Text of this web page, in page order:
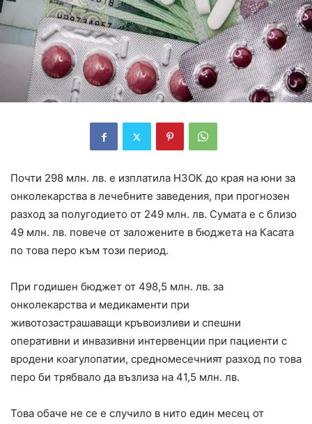
Почти 298 млн. лв. е изплатила НЗОК до края на юни за
онколекарства в лечебните заведения, при прогнозен
разход за полугодието от 249 млн. лв. Сумата е с близо
49 млн. лв. повече от заложените в бюджета на Касата
по това перо към този период.
При годишен бюджет от 498,5 млн. лв. за
онколекарства и медикаменти при
животозастрашаващи кръвоизливи и спешни
оперативни и инвазивни интервенции при пациенти с
вродени коагулопатии, средномесечният разход по това
перо би трябвало да възлиза на 41,5 млн. лв.
Това обаче не се е случило в нито един месец от